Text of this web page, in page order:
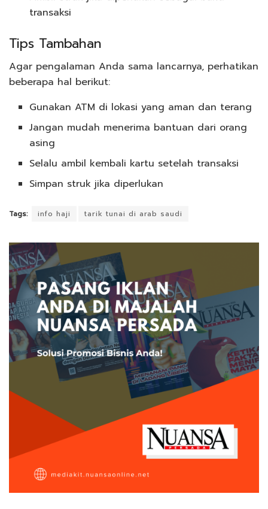
transaksi
Tips Tambahan
Agar pengalaman Anda sama lancarnya, perhatikan
beberapa hal berikut:
Gunakan ATM di lokasi yang aman dan terang
Jangan mudah menerima bantuan dari orang
asing
Selalu ambil kembali kartu setelah transaksi
Simpan struk jika diperlukan
Tags: info haji tarik tunai di arab saudi